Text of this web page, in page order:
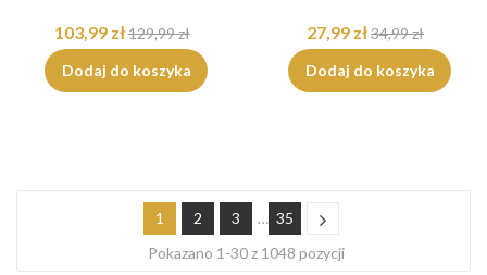
103,99 zł129,99 zł
Dodaj do koszyka
27,99 zł34,99 zł
Dodaj do koszyka
1 2 3 … 35
Pokazano 1-30 z 1048 pozycji